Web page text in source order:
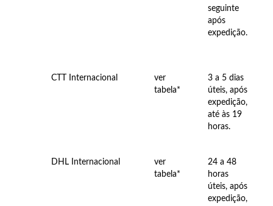
seguinte
após
expedição.
CTT Internacional
ver
tabela*
3 a 5 dias
úteis, após
expedição,
até às 19
horas.
DHL Internacional
ver
tabela*
24 a 48
horas
úteis, após
expedição,